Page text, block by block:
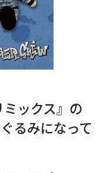
ックス』の
るみになって